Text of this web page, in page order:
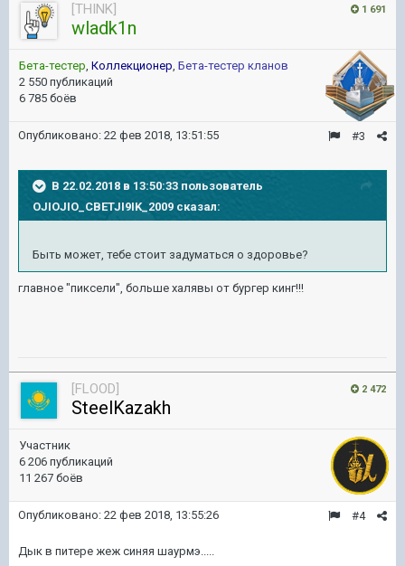
1 691
[THINK]
wladk1n
Бета-тестер, Коллекционер, Бета-тестер кланов
2 550 публикаций
6 785 боёв
#3
Опубликовано: 22 фев 2018, 13:51:55
В 22.02.2018 в 13:50:33 пользователь
OJIOJIO_CBETJI9IK_2009 сказал:
Быть может, тебе стоит задуматься о здоровье?
главное "пиксели", больше халявы от бургер кинг!!!
2 472
[FLOOD]
SteelKazakh
Участник
6 206 публикаций
11 267 боёв
#4
Опубликовано: 22 фев 2018, 13:55:26
Дык в питере жеж синяя шаурмэ.....